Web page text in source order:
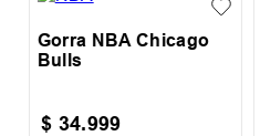
Gorra NBA Chicago
Bulls
$ 34.999